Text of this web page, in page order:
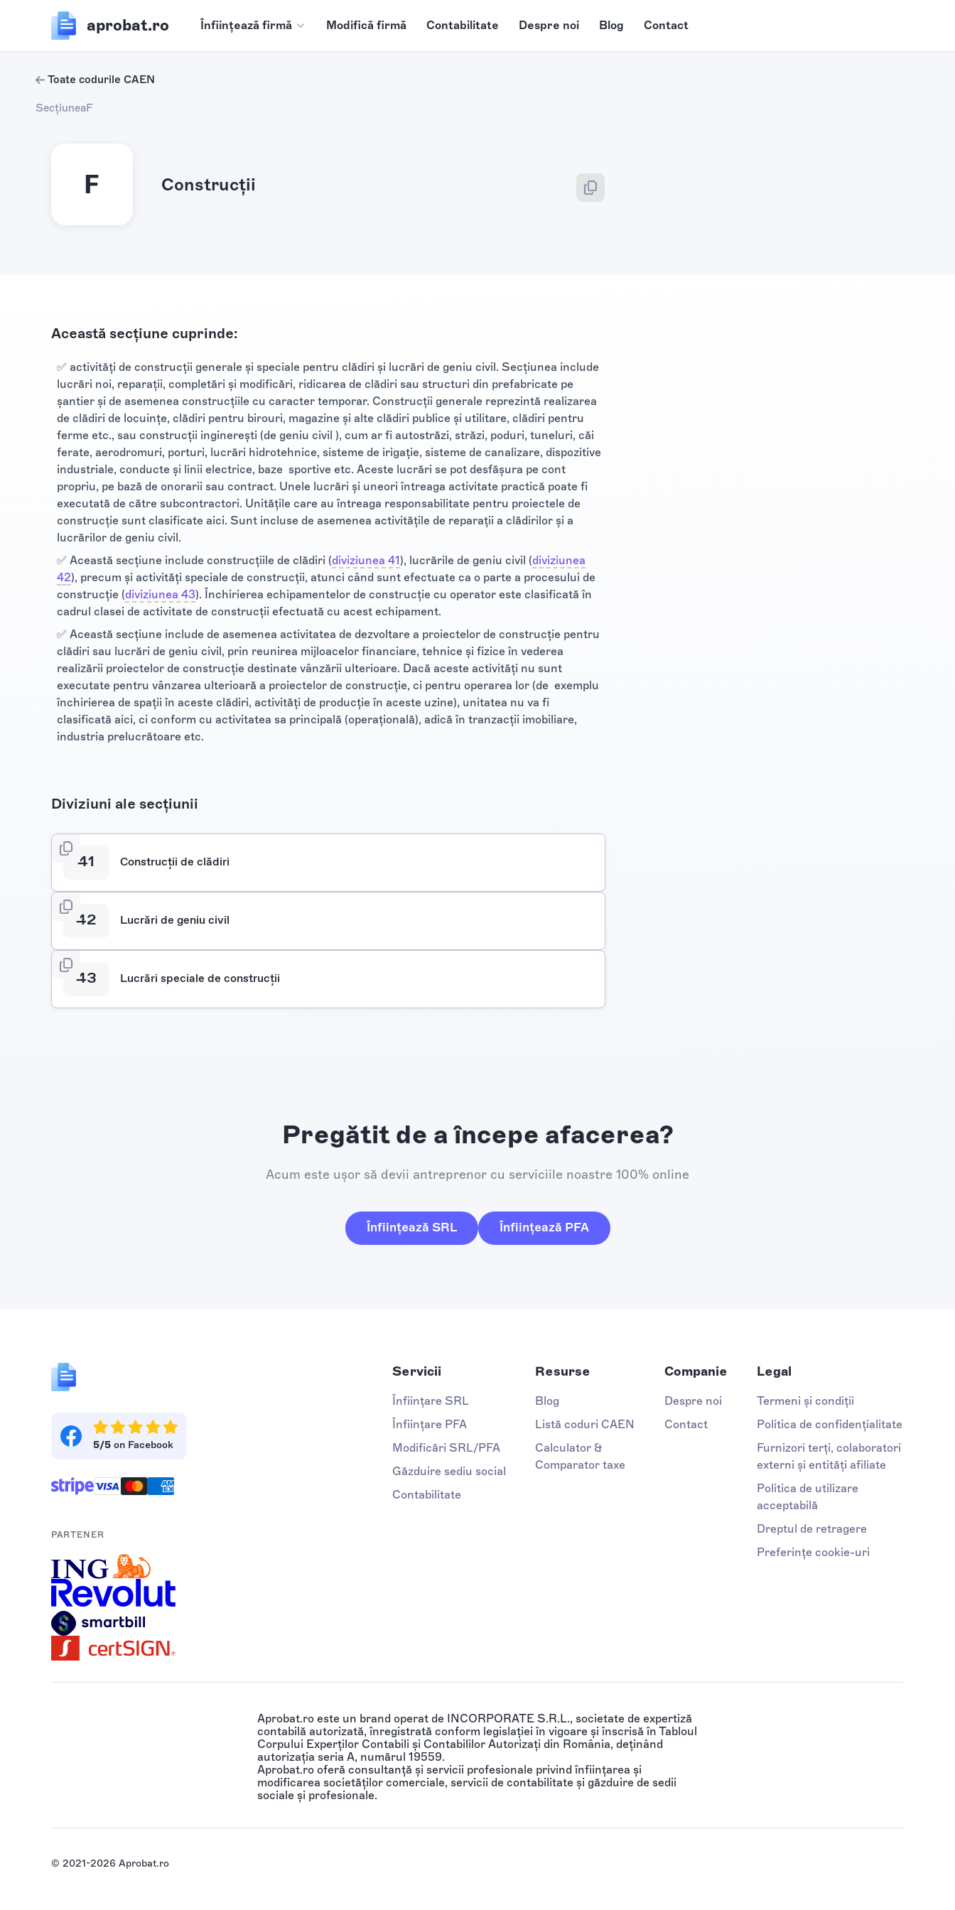
aprobat.ro Înființează firmă Modifică firmă Contabilitate Despre noi Blog Contact
Toate codurile CAEN
SecțiuneaF
F Construcţii
Această secţiune cuprinde:
✅ activităţi de construcţii generale şi speciale pentru clădiri şi lucrări de geniu civil. Secţiunea include
lucrări noi, reparaţii, completări şi modificări, ridicarea de clădiri sau structuri din prefabricate pe
şantier şi de asemenea construcţiile cu caracter temporar. Construcţii generale reprezintă realizarea
de clădiri de locuinţe, clădiri pentru birouri, magazine şi alte clădiri publice şi utilitare, clădiri pentru
ferme etc., sau construcţii inginereşti (de geniu civil ), cum ar fi autostrăzi, străzi, poduri, tuneluri, căi
ferate, aerodromuri, porturi, lucrări hidrotehnice, sisteme de irigaţie, sisteme de canalizare, dispozitive
industriale, conducte şi linii electrice, baze sportive etc. Aceste lucrări se pot desfăşura pe cont
propriu, pe bază de onorarii sau contract. Unele lucrări şi uneori întreaga activitate practică poate fi
executată de către subcontractori. Unităţile care au întreaga responsabilitate pentru proiectele de
construcţie sunt clasificate aici. Sunt incluse de asemenea activităţile de reparaţii a clădirilor şi a
lucrărilor de geniu civil.
✅ Această secţiune include construcţiile de clădiri (diviziunea 41), lucrările de geniu civil (diviziunea
42), precum şi activităţi speciale de construcţii, atunci când sunt efectuate ca o parte a procesului de
construcţie (diviziunea 43). Închirierea echipamentelor de construcţie cu operator este clasificată în
cadrul clasei de activitate de construcţii efectuată cu acest echipament.
✅ Această secţiune include de asemenea activitatea de dezvoltare a proiectelor de construcţie pentru
clădiri sau lucrări de geniu civil, prin reunirea mijloacelor financiare, tehnice şi fizice în vederea
realizării proiectelor de construcţie destinate vânzării ulterioare. Dacă aceste activităţi nu sunt
executate pentru vânzarea ulterioară a proiectelor de construcţie, ci pentru operarea lor (de exemplu
închirierea de spaţii în aceste clădiri, activităţi de producţie în aceste uzine), unitatea nu va fi
clasificată aici, ci conform cu activitatea sa principală (operaţională), adică în tranzacţii imobiliare,
industria prelucrătoare etc.
Diviziuni ale secțiunii
41 Construcţii de clădiri
42 Lucrări de geniu civil
43 Lucrări speciale de construcţii
Pregătit de a începe afacerea?
Acum este ușor să devii antreprenor cu serviciile noastre 100% online
Înființează SRL Înființează PFA
5/5 on Facebook
PARTENER
Servicii
Înființare SRL
Înființare PFA
Modificări SRL/PFA
Găzduire sediu social
Contabilitate
Resurse
Blog
Listă coduri CAEN
Calculator &
Comparator taxe
Companie
Despre noi
Contact
Legal
Termeni și condiții
Politica de confidențialitate
Furnizori terți, colaboratori
externi și entități afiliate
Politica de utilizare
acceptabilă
Dreptul de retragere
Preferințe cookie-uri
Aprobat.ro este un brand operat de INCORPORATE S.R.L., societate de expertiză
contabilă autorizată, înregistrată conform legislației în vigoare și înscrisă în Tabloul
Corpului Experților Contabili și Contabililor Autorizați din România, deținând
autorizația seria A, numărul 19559.
Aprobat.ro oferă consultanță și servicii profesionale privind înființarea și
modificarea societăților comerciale, servicii de contabilitate și găzduire de sedii
sociale și profesionale.
© 2021-2026 Aprobat.ro